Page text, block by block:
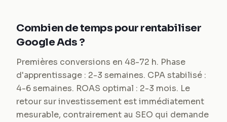
Combien de temps pour rentabiliser
Google Ads ?
Premières conversions en 48-72 h. Phase
d'apprentissage : 2-3 semaines. CPA stabilisé :
4-6 semaines. ROAS optimal : 2-3 mois. Le
retour sur investissement est immédiatement
mesurable, contrairement au SEO qui demande